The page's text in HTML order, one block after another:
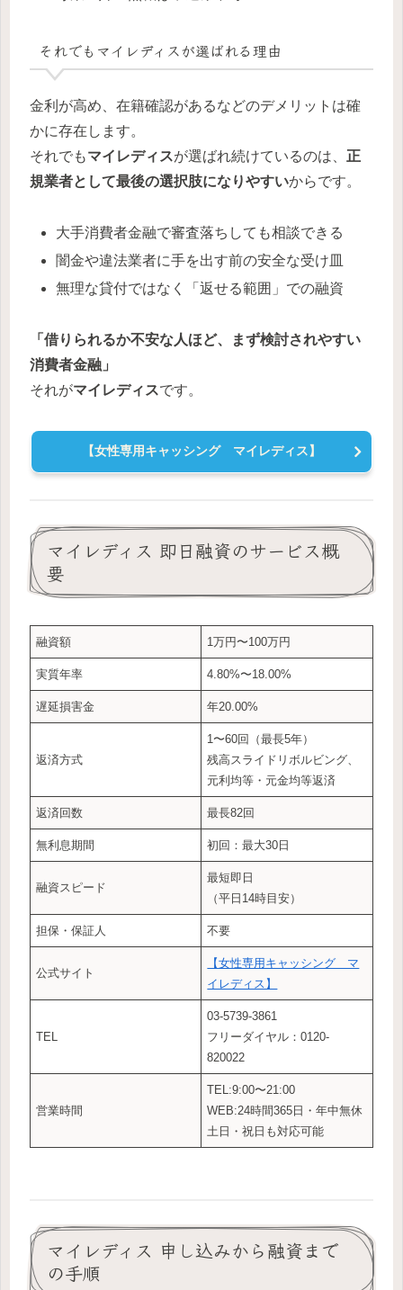
それでもマイレディスが選ばれる理由
金利が高め、在籍確認があるなどのデメリットは確
かに存在します。
それでもマイレディスが選ばれ続けているのは、 正
規業者として最後の選択肢になりやすいからです。
大手消費者金融で審査落ちしても相談できる
闇金や違法業者に手を出す前の安全な受け皿
無理な貸付ではなく「返せる範囲」での融資
「借りられるか不安な人ほど、まず検討されやすい
消費者金融」
それがマイレディスです。
【女性専用キャッシング マイレディス】
マイレディス 即日融資のサービス概
要
融資額 1万円〜100万円
実質年率 4.80%〜18.00%
遅延損害金 年20.00%
返済方式
1〜60回（最長5年）
残高スライドリボルビング、
元利均等・元金均等返済
返済回数 最長82回
無利息期間 初回：最大30日
融資スピード
最短即日
（平日14時目安）
担保・保証人 不要
公式サイト
【女性専用キャッシング マ
イレディス】
TEL
03-5739-3861
フリーダイヤル：0120-
820022
営業時間
TEL:9:00〜21:00
WEB:24時間365日・年中無休
土日・祝日も対応可能
マイレディス 申し込みから融資まで
の手順